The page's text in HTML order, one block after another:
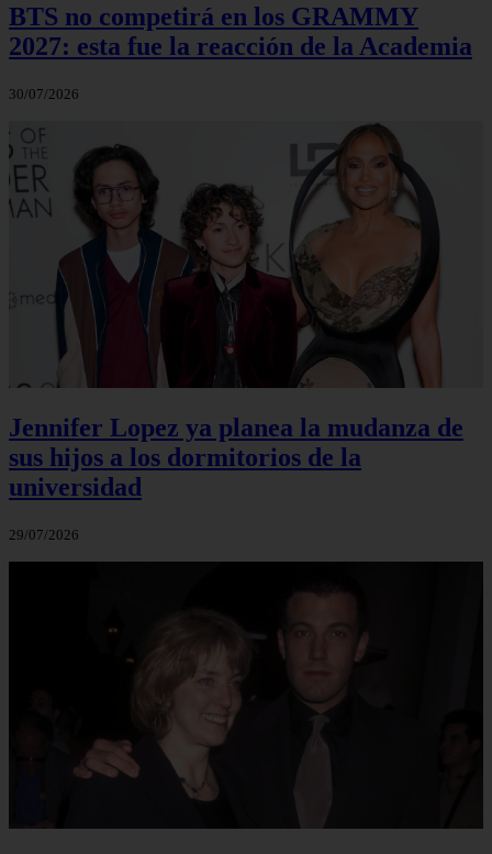
BTS no competirá en los GRAMMY
2027: esta fue la reacción de la Academia
30/07/2026
Jennifer Lopez ya planea la mudanza de
sus hijos a los dormitorios de la
universidad
29/07/2026